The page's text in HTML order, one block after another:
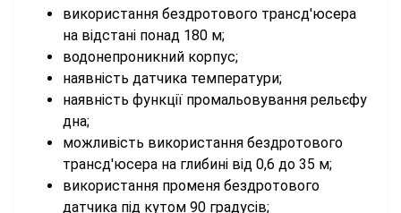
використання бездротового трансд'юсера
на відстані понад 180 м;
водонепроникний корпус;
наявність датчика температури;
наявність функції промальовування рельєфу
дна;
можливість використання бездротового
трансд'юсера на глибині від 0,6 до 35 м;
використання променя бездротового
датчика під кутом 90 градусів;